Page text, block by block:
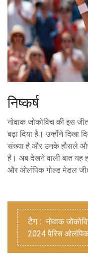
निष्कर्ष
नोवाक जोकोविच की इस
बढ़ा दिया है। उन्होंने दिखा
संख्या है और उनके हौसले और
है। अब देखने वाली बात यह
और ओलंपिक गोल्ड मेडल
टैग : नोवाक
2024 पैरिस